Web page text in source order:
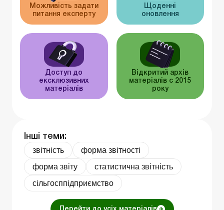
Можливість задати
питання експерту
Щоденні
оновлення
Доступ до
ексклюзивних
матеріалів
Відкритий архів
матеріалів c 2015
року
Інші теми:
звітність
форма звітності
форма звіту
статистична звітність
сільгосппідприємство